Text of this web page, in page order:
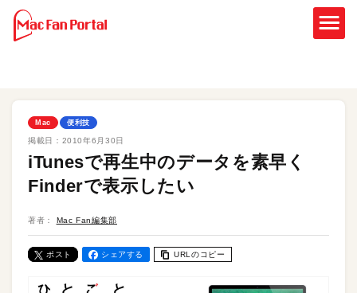
Mac 便利技
掲載日： 2010年6月30日
iTunesで再生中のデータを素早く
Finderで表示したい
著者： Mac Fan編集部
ポスト シェアする URLのコピー